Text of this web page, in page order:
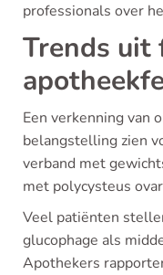
professionals over
Trends uit
Een verkenning van
belangstelling zien
verband met
met polycysteus
Veel patiënten
glucophage als
Apothekers